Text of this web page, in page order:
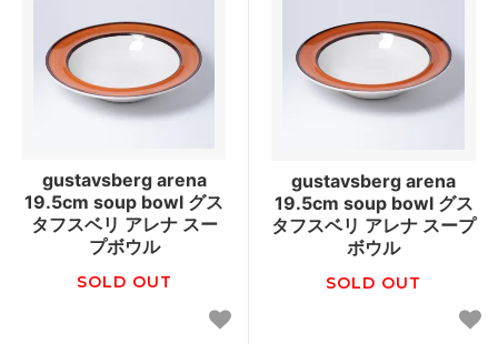
gustavsberg arena
19.5cm soup bowl グス
タフスベリ アレナ スー
プボウル
SOLD OUT
gustavsberg arena
19.5cm soup bowl グス
タフスベリ アレナ スープ
ボウル
SOLD OUT